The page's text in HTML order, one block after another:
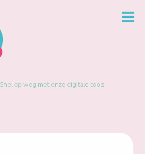
Snel op weg met onze digitale tools